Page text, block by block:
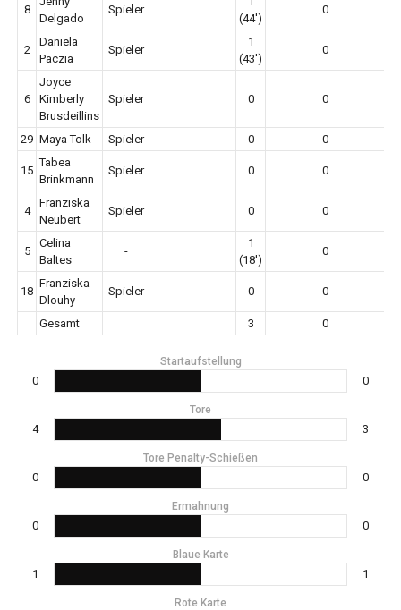
8
Delgado
Spieler
(44')
0
2
Daniela
Paczia
Spieler
1
(43')
0
6
Joyce
Kimberly
Brusdeillins
Spieler 0 0
29 Maya Tolk Spieler 0 0
15
Tabea
Brinkmann
Spieler 0 0
4
Franziska
Neubert
Spieler 0 0
5
Celina
Baltes
-
1
(18')
0
18
Franziska
Dlouhy
Spieler 0 0
Gesamt 3 0
Startaufstellung
0 0
Tore
4 3
Tore Penalty-Schießen
0 0
Ermahnung
0 0
Blaue Karte
1 1
Rote Karte